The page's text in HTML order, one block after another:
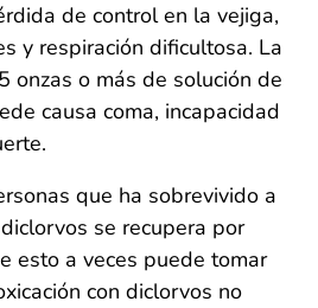
de control en la vejiga,
y respiración dificultosa. La
onzas o más de solución de
causa coma, incapacidad
que ha sobrevivido a
se recupera por
esto a veces puede tomar
con diclorvos no